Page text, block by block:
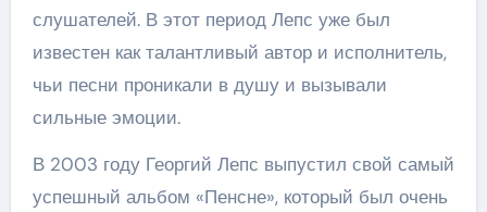
слушателей. В этот период Лепс уже был
известен как талантливый автор и исполнитель,
чьи песни проникали в душу и вызывали
сильные эмоции.
В 2003 году Георгий Лепс выпустил свой самый
успешный альбом «Пенсне», который был очень